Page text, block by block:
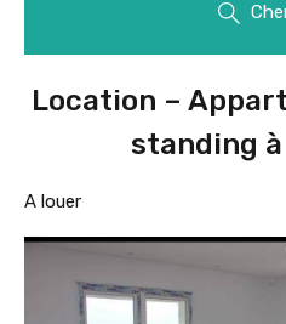
Location –
standing
A louer